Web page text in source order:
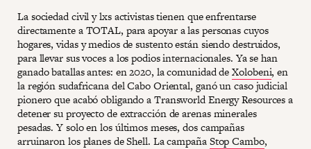
La sociedad civil y lxs activistas tienen que enfrentarse
directamente a TOTAL, para apoyar a las personas cuyos
hogares, vidas y medios de sustento están siendo destruidos,
para llevar sus voces a los podios internacionales. Ya se han
ganado batallas antes: en 2020, la comunidad deXolobeni, en
la región sudafricana del Cabo Oriental, ganó un caso judicial
pionero que acabó obligando a Transworld Energy Resources a
detener su proyecto de extracción de arenas minerales
pesadas. Y solo en los últimos meses, dos campañas
arruinaron los planes de Shell. La campañaStop Cambo,